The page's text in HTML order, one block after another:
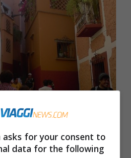
Messico: siamo
asks for your consent to
data for the following